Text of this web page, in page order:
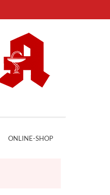
ONLINE-SHOP